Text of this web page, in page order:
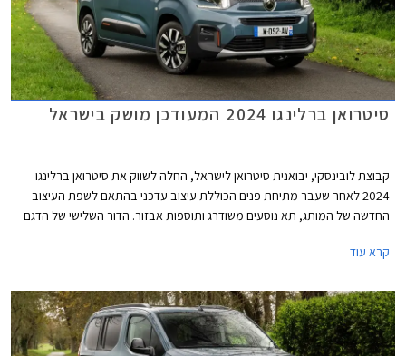
סיטרואן ברלינגו 2024 המעודכן מושק בישראל
קבוצת לובינסקי, יבואנית סיטרואן לישראל, החלה לשווק את סיטרואן ברלינגו
2024 לאחר שעבר מתיחת פנים הכוללת עיצוב עדכני בהתאם לשפת העיצוב
החדשה של המותג, תא נוסעים משודרג ותוספות אבזור. הדור השלישי של הדגם
נתונים אלה הופכים את סיטרואן ברלינגו לדגם הנמכר ביותר בקטגורית
קרא עוד